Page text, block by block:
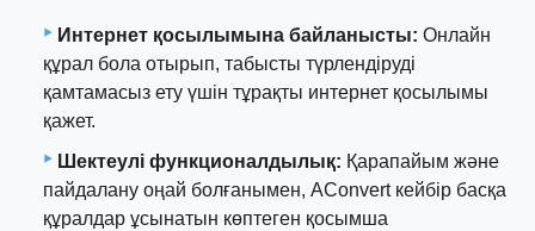
Интернет қосылымына байланысты: Онлайн
құрал бола отырып, табысты түрлендіруді
қамтамасыз ету үшін тұрақты интернет қосылымы
қажет.
Шектеулі функционалдылық: Қарапайым және
пайдалану оңай болғанымен, AConvert кейбір басқа
құралдар ұсынатын көптеген қосымша